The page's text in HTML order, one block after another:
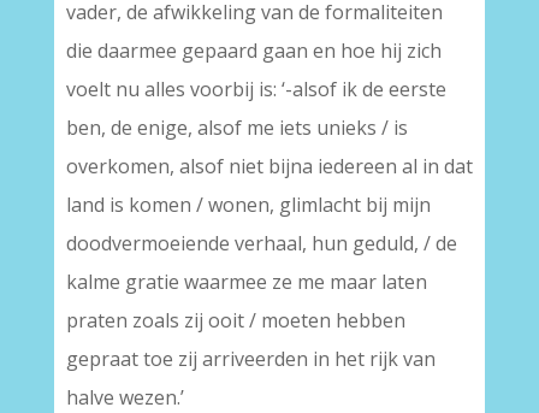
vader, de afwikkeling van de formaliteiten
die daarmee gepaard gaan en hoe hij zich
voelt nu alles voorbij is: ‘-alsof ik de eerste
ben, de enige, alsof me iets unieks / is
overkomen, alsof niet bijna iedereen al in dat
land is komen / wonen, glimlacht bij mijn
doodvermoeiende verhaal, hun geduld, / de
kalme gratie waarmee ze me maar laten
praten zoals zij ooit / moeten hebben
gepraat toe zij arriveerden in het rijk van
halve wezen.’